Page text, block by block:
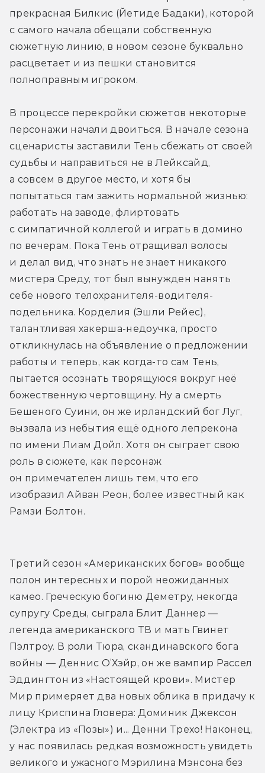
прекрасная Билкис (Йетиде Бадаки), которой
с самого начала обещали собственную
сюжетную линию, в новом сезоне буквально
расцветает и из пешки становится
полноправным игроком.
В процессе перекройки сюжетов некоторые
персонажи начали двоиться. В начале сезона
сценаристы заставили Тень сбежать от своей
судьбы и направиться не в Лейксайд,
а совсем в другое место, и хотя бы
попытаться там зажить нормальной жизнью:
работать на заводе, флиртовать
с симпатичной коллегой и играть в домино
по вечерам. Пока Тень отращивал волосы
и делал вид, что знать не знает никакого
мистера Среду, тот был вынужден нанять
себе нового телохранителя-водителя-
подельника. Корделия (Эшли Рейес),
талантливая хакерша-недоучка, просто
откликнулась на объявление о предложении
работы и теперь, как когда-то сам Тень,
пытается осознать творящуюся вокруг неё
божественную чертовщину. Ну а смерть
Бешеного Суини, он же ирландский бог Луг,
вызвала из небытия ещё одного лепрекона
по имени Лиам Дойл. Хотя он сыграет свою
роль в сюжете, как персонаж
он примечателен лишь тем, что его
изобразил Айван Реон, более известный как
Рамзи Болтон.
Третий сезон «Американских богов» вообще
полон интересных и порой неожиданных
камео. Греческую богиню Деметру, некогда
супругу Среды, сыграла Блит Даннер —
легенда американского ТВ и мать Гвинет
Пэлтроу. В роли Тюра, скандинавского бога
войны — Деннис О’Хэйр, он же вампир Рассел
Эддингтон из «Настоящей крови». Мистер
Мир примеряет два новых облика в придачу к
лицу Криспина Гловера: Доминик Джексон
(Электра из «Позы») и... Денни Трехо! Наконец,
у нас появилась редкая возможность увидеть
великого и ужасного Мэрилина Мэнсона без